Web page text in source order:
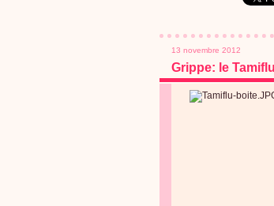
13 novembre 2012
Grippe: le